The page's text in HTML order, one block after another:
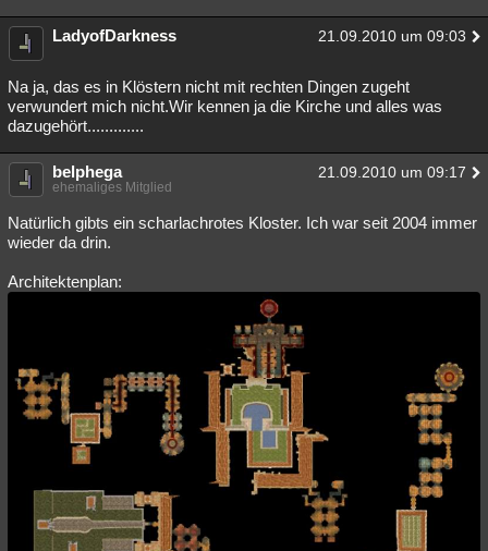
LadyofDarkness 21.09.2010 um 09:03
Na ja, das es in Klöstern nicht mit rechten Dingen zugeht
verwundert mich nicht.Wir kennen ja die Kirche und alles was
dazugehört.............
belphega 21.09.2010 um 09:17
ehemaliges Mitglied
Natürlich gibts ein scharlachrotes Kloster. Ich war seit 2004 immer
wieder da drin.
Architektenplan: